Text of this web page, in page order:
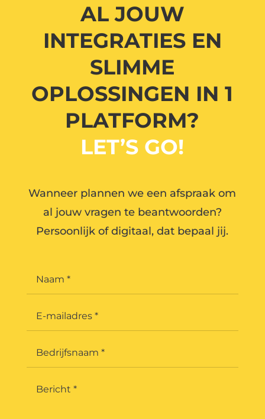
AL JOUW
INTEGRATIES EN
SLIMME
OPLOSSINGEN IN 1
PLATFORM?
LET’S GO!
Wanneer plannen we een afspraak om
al jouw vragen te beantwoorden?
Persoonlijk of digitaal, dat bepaal jij.